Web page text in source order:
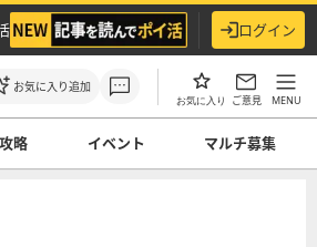
ログイン
お気に入り追加
お気に入り ご意見 MENU
略 イベント マルチ募集